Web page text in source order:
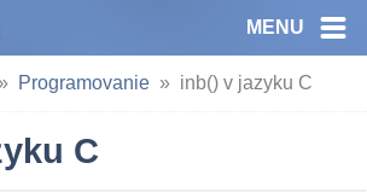
MENU
Programovanie inb() v jazyku C
C